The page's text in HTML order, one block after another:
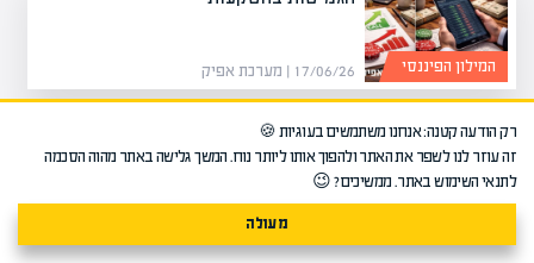
17/06/26 | מערכת אפיק המילון הפיננסי
מה זה מכפיל רווח במניות: להעריך את
שווי החברה
רק הודעה קטנה: אנחנו משתמשים בעוגיות 🍪
זה עוזר לנו לשפר את האתר ולהפוך אותו ליותר נוח. המשך גלישה באתר מהוה הסכמה
לתנאי השימוש באתר. ממשיכים? 😉
מעולה